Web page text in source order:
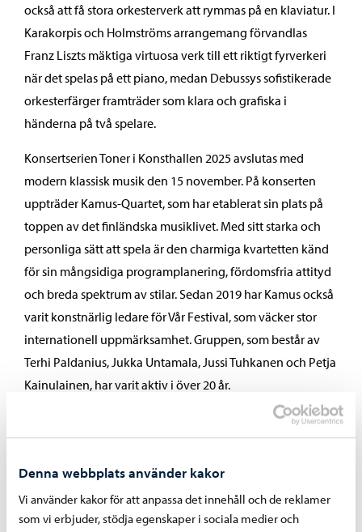
Denna webbplats använder kakor
Vi använder kakor för att anpassa det innehåll och de reklamer
som vi erbjuder, stödja egenskaper i sociala medier och
också att få stora orkesterverk att rymmas på en klaviatur. I
Karakorpis och Holmströms arrangemang förvandlas
Franz Liszts mäktiga virtuosa verk till ett riktigt fyrverkeri
när det spelas på ett piano, medan Debussys sofistikerade
orkesterfärger framträder som klara och grafiska i
händerna på två spelare.
Konsertserien Toner i Konsthallen 2025 avslutas med
modern klassisk musik den 15 november. På konserten
uppträder Kamus-Quartet, som har etablerat sin plats på
toppen av det finländska musiklivet. Med sitt starka och
personliga sätt att spela är den charmiga kvartetten känd
för sin mångsidiga programplanering, fördomsfria attityd
och breda spektrum av stilar. Sedan 2019 har Kamus också
varit konstnärlig ledare för Vår Festival, som väcker stor
internationell uppmärksamhet. Gruppen, som består av
Terhi Paldanius, Jukka Untamala, Jussi Tuhkanen och Petja
Kainulainen, har varit aktiv i över 20 år.
Toner i Konsthallen 2025
Plats: Borgå Konsthall (Konstfabriken 2 vån.)